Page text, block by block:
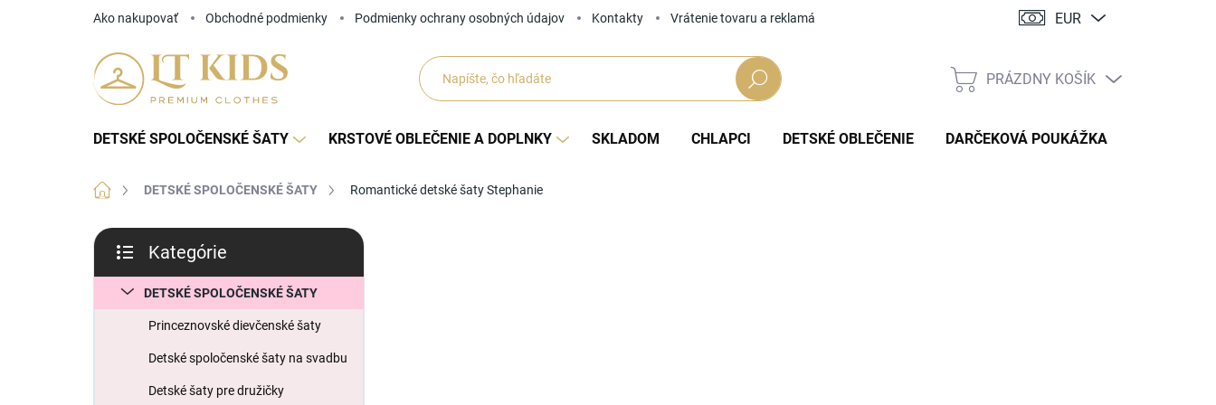
Ako nakupovať Obchodné podmienky Podmienky ochrany osobných údajov Kontakty Vrátenie tovaru a reklamácia EUR
Hľadať
NÁKUPNÝ
PRÁZDNY KOŠÍK
DETSKÉ SPOLOČENSKÉ ŠATY KRSTOVÉ OBLEČENIE A DOPLNKY SKLADOM CHLAPCI DETSKÉ OBLEČENIE DARČEKOVÁ POUKÁŽKA
DomovDETSKÉ SPOLOČENSKÉ ŠATY Romantické detské šaty Stephanie
B
č
ý
kategórie
Kategórie
DETSKÉ SPOLOČENSKÉ ŠATY
Princeznovské dievčenské šaty
Detské spoločenské šaty na svadbu
Detské šaty pre družičky